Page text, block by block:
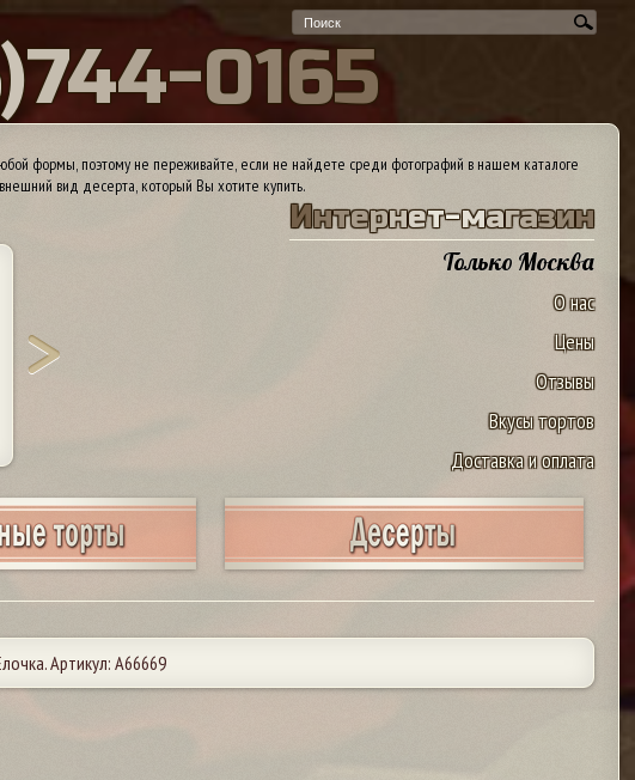
)744-0165
формы, поэтому не переживайте, если не найдете среди фотографий в нашем каталоге
вид десерта, который Вы хотите купить.
Интернет-магазин
Только Москва
О нас
Цены
Отзывы
Вкусы тортов
Доставка и оплата
Артикул: А66669